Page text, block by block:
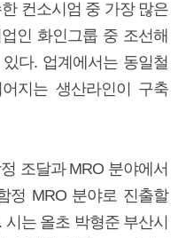
컨소시엄 중 가장 많은
인 화인그룹 중 조선해
다. 업계에서는 동일철
지는 생산라인이 구축
조달과 MRO 분야에서
정 MRO 분야로 진출할
는 올초 박형준 부산시